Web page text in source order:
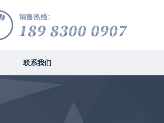
联系我们